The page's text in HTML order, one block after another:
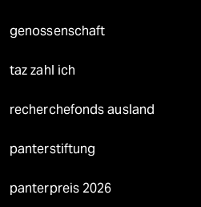
genossenschaft
taz zahl ich
recherchefonds ausland
panterstiftung
panterpreis 2026